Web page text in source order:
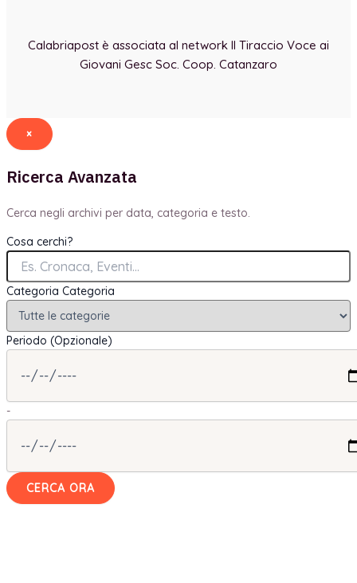
Calabriapost è associata al network Il Tiraccio Voce ai
Giovani Gesc Soc. Coop. Catanzaro
×
Ricerca Avanzata
Cerca negli archivi per data, categoria e testo.
Cosa cerchi?
Categoria Categoria
Periodo (Opzionale)
-
CERCA ORA